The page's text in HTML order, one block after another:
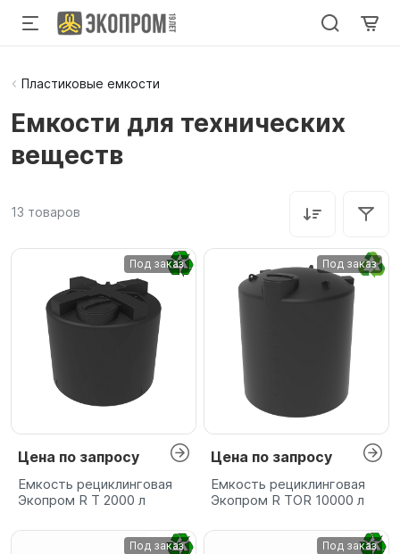
Пластиковые емкости
Емкости для технических
веществ
13 товаров
Под заказ
Цена по запросу
Емкость рециклинговая
Экопром R T 2000 л
Под заказ
Цена по запросу
Емкость рециклинговая
Экопром R TOR 10000 л
Под заказ Под заказ